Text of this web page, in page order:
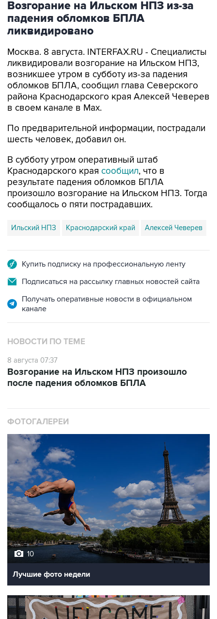
Возгорание на Ильском НПЗ из-за
падения обломков БПЛА
ликвидировано
Москва. 8 августа. INTERFAX.RU - Специалисты
ликвидировали возгорание на Ильском НПЗ,
возникшее утром в субботу из-за падения
обломков БПЛА, сообщил глава Северского
района Краснодарского края Алексей Чеверев
в своем канале в Max.
По предварительной информации, пострадали
шесть человек, добавил он.
В субботу утром оперативный штаб
Краснодарского края сообщил, что в
результате падения обломков БПЛА
произошло возгорание на Ильском НПЗ. Тогда
сообщалось о пяти пострадавших.
Ильский НПЗ Краснодарский край Алексей Чеверев
Купить подписку на профессиональную ленту
Подписаться на рассылку главных новостей сайта
Получать оперативные новости в официальном
канале
НОВОСТИ ПО ТЕМЕ
8 августа 07:37
Возгорание на Ильском НПЗ произошло
после падения обломков БПЛА
ФОТОГАЛЕРЕИ
10
Лучшие фото недели